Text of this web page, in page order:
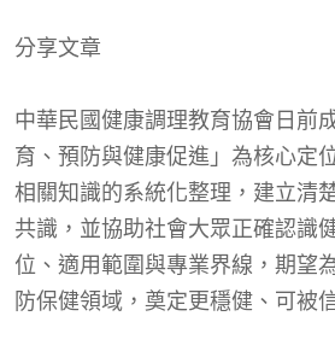
分享文章
中華民國健康調理教育協會日前
育、預防與健康促進」為核心定
相關知識的系統化整理，建立清
共識，並協助社會大眾正確認識
位、適用範圍與專業界線，期望
防保健領域，奠定更穩健、可被